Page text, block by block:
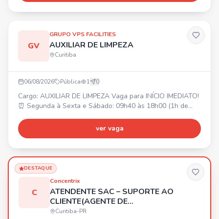
GV
GRUPO VPS FACILITIES
AUXILIAR DE LIMPEZA
Curitiba
06/08/2026 Pública 1 0
Cargo: AUXILIAR DE LIMPEZA Vaga para INÍCIO IMEDIATO!
⏰ Segunda à Sexta e Sábado: 09h40 às 18h00 (1h de
1.900,00. 🎁 BENEFÍCIOS: Alimentação R$ 494,00 (no
local) e Vale Transporte (para quem optar). Envie seu
ver vaga
DESTAQUE
C
Concentrix
ATENDENTE SAC – SUPORTE AO
CLIENTE(AGENTE DE
TELEATENDIMENTO)
Curitiba-PR